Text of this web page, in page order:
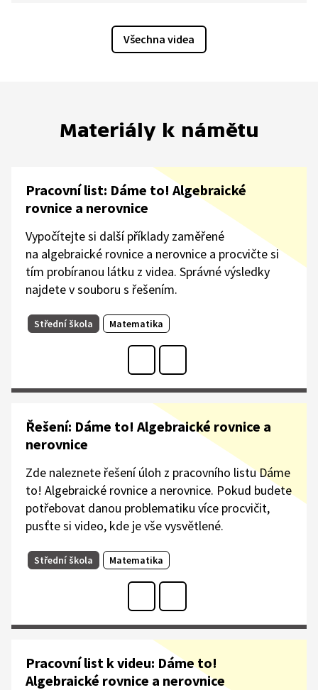
a nároky na úspěšné složení maturity jsou popsány
poměrně přesně. A my a naše pracovní listy jsme tu
proto, abychom vám pomohli je splnit. Dnes se
Všechna videa
Materiály k námětu
Pracovní list: Dáme to! Algebraické
rovnice a nerovnice
Vypočítejte si další příklady zaměřené
na algebraické rovnice a nerovnice a procvičte si
tím probíranou látku z videa. Správné výsledky
najdete v souboru s řešením.​
Střední škola Matematika
Řešení: Dáme to! Algebraické rovnice a
nerovnice
Zde naleznete řešení úloh z pracovního listu Dáme
to! Algebraické rovnice a nerovnice. Pokud budete
potřebovat danou problematiku více procvičit,
pusťte si video, kde je vše vysvětlené.
Střední škola Matematika
Pracovní list k videu: Dáme to!
Algebraické rovnice a nerovnice